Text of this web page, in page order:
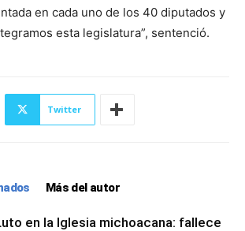
en cada uno de los 40 diputados y
esta legislatura”, sentenció.
Twitter
Más del autor
en la Iglesia michoacana: fallece